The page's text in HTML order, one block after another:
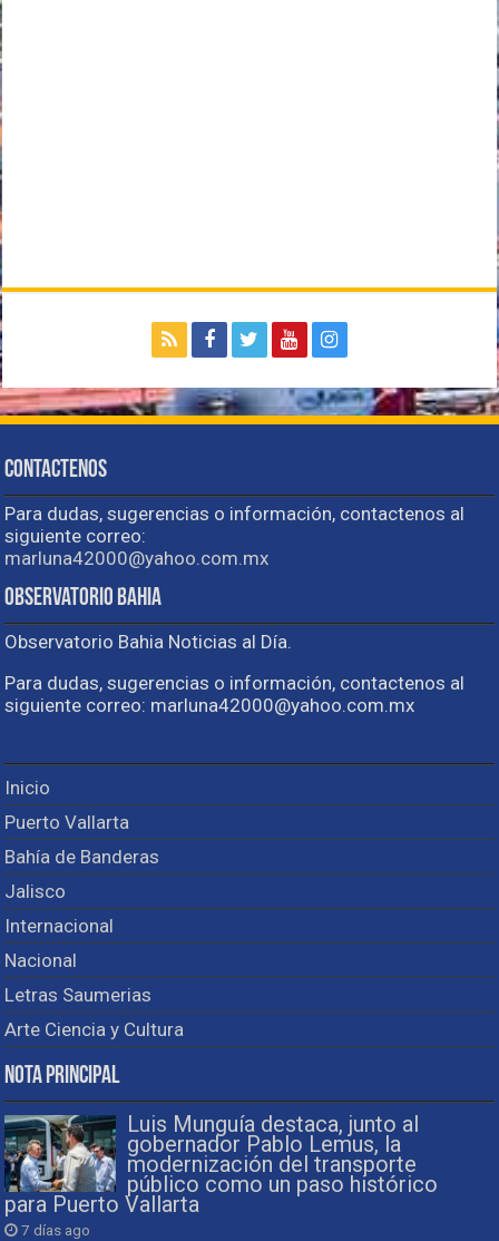
Contactenos
Para dudas, sugerencias o información, contactenos al
siguiente correo:
marluna42000@yahoo.com.mx
Observatorio Bahia
Observatorio Bahia Noticias al Día.
Para dudas, sugerencias o información, contactenos al
siguiente correo: marluna42000@yahoo.com.mx
Inicio
Puerto Vallarta
Bahía de Banderas
Jalisco
Internacional
Nacional
Letras Saumerias
Arte Ciencia y Cultura
Nota Principal
Luis Munguía destaca, junto al
gobernador Pablo Lemus, la
modernización del transporte
público como un paso histórico
para Puerto Vallarta
7 días ago